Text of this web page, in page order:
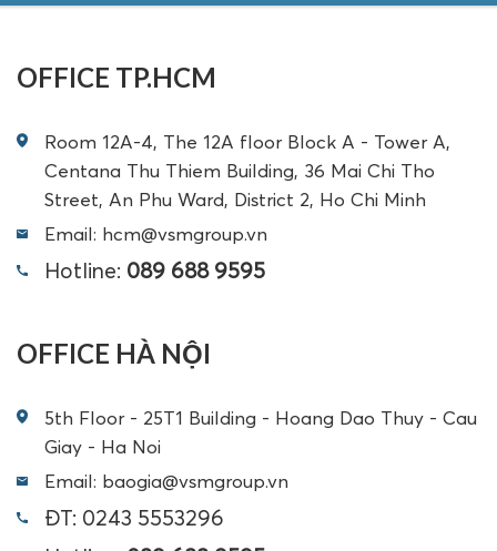
OFFICE TP.HCM
Room 12A-4, The 12A floor Block A - Tower A,
Centana Thu Thiem Building, 36 Mai Chi Tho
Street, An Phu Ward, District 2, Ho Chi Minh
Email: hcm@vsmgroup.vn
Hotline: 089 688 9595
OFFICE HÀ NỘI
5th Floor - 25T1 Building - Hoang Dao Thuy - Cau
Giay - Ha Noi
Email: baogia@vsmgroup.vn
ĐT: 0243 5553296